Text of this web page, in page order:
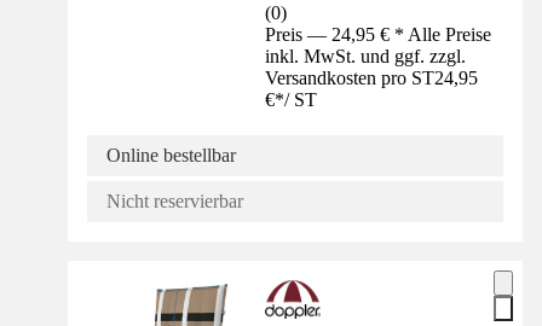
(0)
Preis — 24,95 € * Alle Preise
inkl. MwSt. und ggf. zzgl.
Versandkosten pro ST24,95
€*/ ST
Online bestellbar
Nicht reservierbar